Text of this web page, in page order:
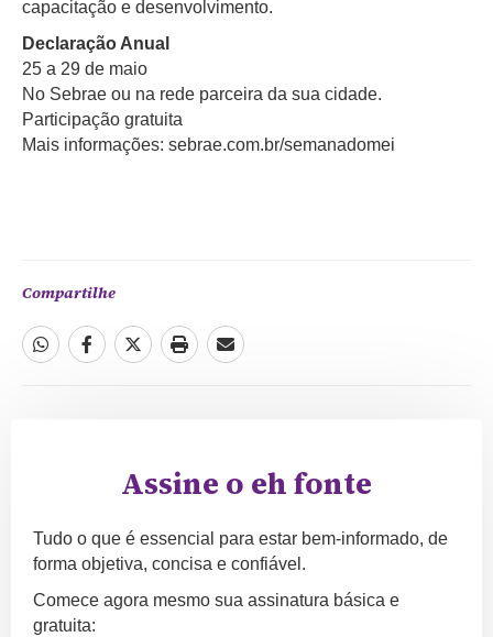
capacitação e desenvolvimento.
Declaração Anual
25 a 29 de maio
No Sebrae ou na rede parceira da sua cidade.
Participação gratuita
Mais informações: sebrae.com.br/semanadomei
Compartilhe
Assine o eh fonte
Tudo o que é essencial para estar bem-informado, de
forma objetiva, concisa e confiável.
Comece agora mesmo sua assinatura básica e
gratuita: